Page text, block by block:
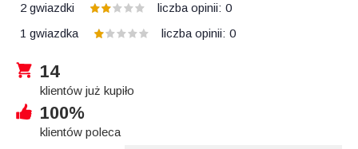
2 gwiazdki
liczba opinii: 0
1 gwiazdka
liczba opinii: 0
14
klientów już kupiło
100%
klientów poleca